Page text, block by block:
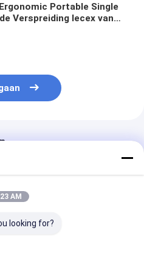
Portable Single
Verspreiding Iecex van
AM
looking for?